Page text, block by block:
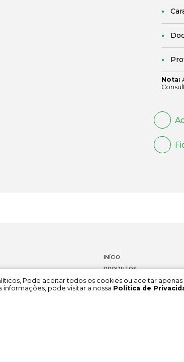
Nota:
INÍCIO
PRODUTOS
DOCUMENTAÇÃO
SOBRE NÓS
Pode aceitar todos os cookies ou aceitar apenas
pode visitar a nossa Política de